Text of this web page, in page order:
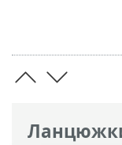
Ланцюжки